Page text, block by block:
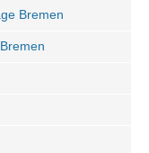
Bremen